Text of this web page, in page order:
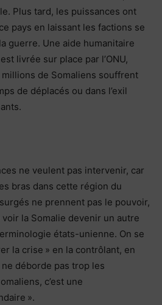
Plus tard, les puissances ont
pays en laissant les factions se
guerre. Une aide humanitaire
livrée sur place par l’ONU,
de Somaliens souffrent
de déplacés ou dans l’exil
ne veulent pas intervenir, car
bras dans cette région du
ne prennent pas le pouvoir,
la Somalie devenir un autre
états-unienne. On se
la crise » en la contrôlant, en
déborde pas trop les
c’est une
».